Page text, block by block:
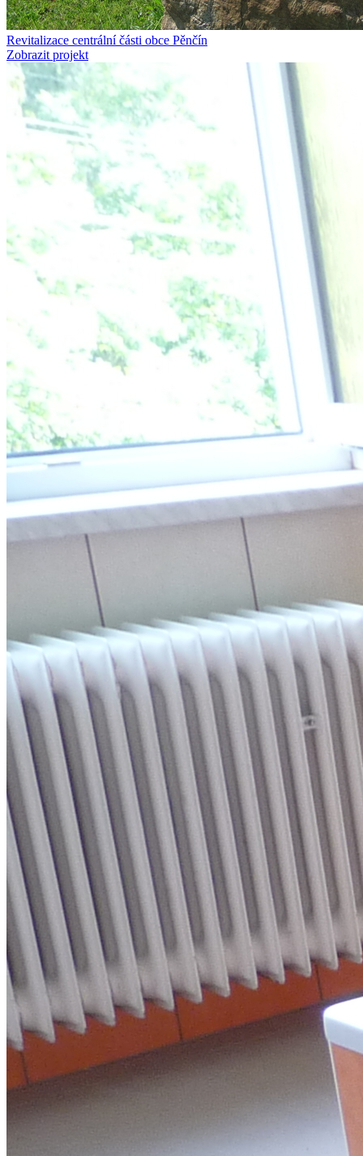
Revitalizace centrální části obce Pěnčín
Zobrazit projekt